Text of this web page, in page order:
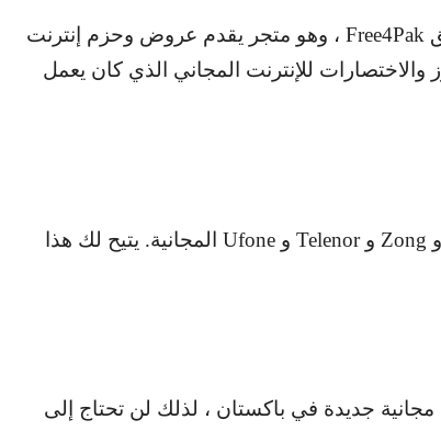
Free4Pak ، وهو متجر يقدم عروض وحزم إنترنت
للإنترنت المجاني الذي كان يعمل
و Zong و Telenor و Ufone المجانية. يتيح لك هذا
جديدة في باكستان ، لذلك لن تحتاج إلى